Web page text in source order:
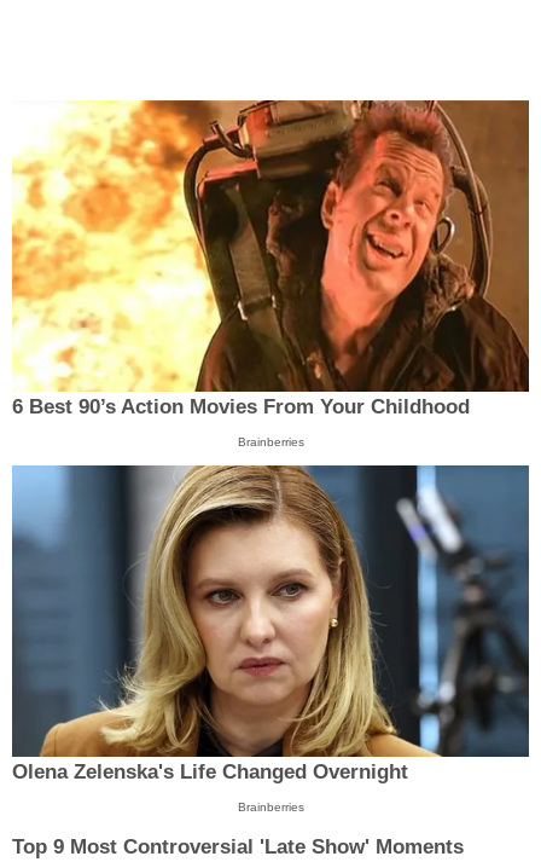
6 Best 90’s Action Movies From Your Childhood
Brainberries
Olena Zelenska's Life Changed Overnight
Brainberries
Top 9 Most Controversial 'Late Show' Moments